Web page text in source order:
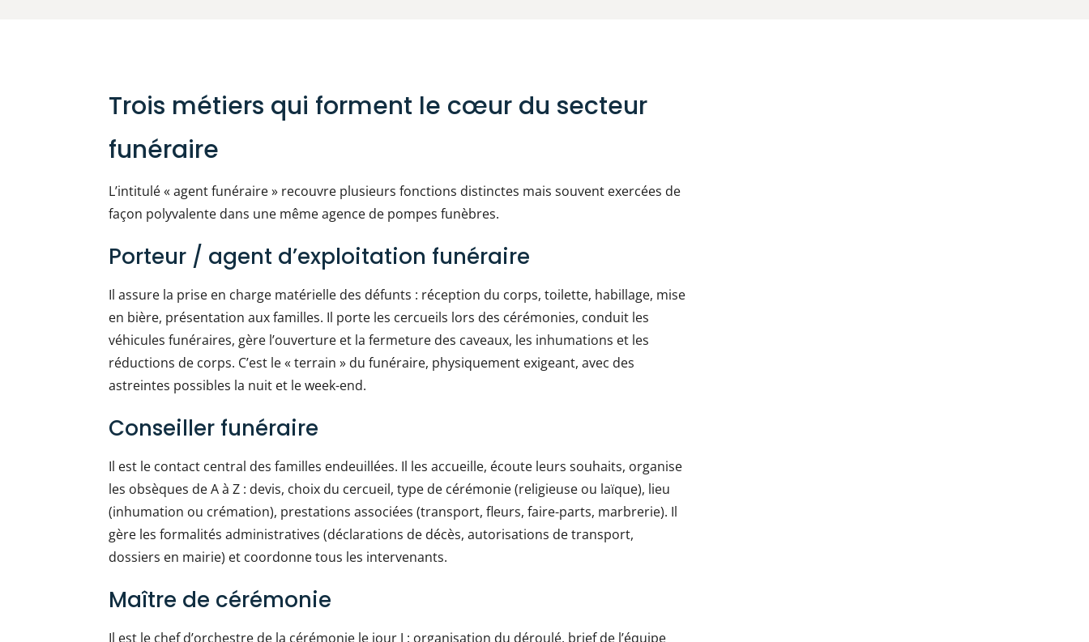
Trois métiers qui forment le cœur du secteur
funéraire
L’intitulé « agent funéraire » recouvre plusieurs fonctions distinctes mais souvent exercées de
façon polyvalente dans une même agence de pompes funèbres.
Porteur / agent d’exploitation funéraire
Il assure la prise en charge matérielle des défunts : réception du corps, toilette, habillage, mise
en bière, présentation aux familles. Il porte les cercueils lors des cérémonies, conduit les
véhicules funéraires, gère l’ouverture et la fermeture des caveaux, les inhumations et les
réductions de corps. C’est le « terrain » du funéraire, physiquement exigeant, avec des
astreintes possibles la nuit et le week-end.
Conseiller funéraire
Il est le contact central des familles endeuillées. Il les accueille, écoute leurs souhaits, organise
les obsèques de A à Z : devis, choix du cercueil, type de cérémonie (religieuse ou laïque), lieu
(inhumation ou crémation), prestations associées (transport, fleurs, faire-parts, marbrerie). Il
gère les formalités administratives (déclarations de décès, autorisations de transport,
dossiers en mairie) et coordonne tous les intervenants.
Maître de cérémonie
Il est le chef d’orchestre de la cérémonie le jour J : organisation du déroulé, brief de l’équipe